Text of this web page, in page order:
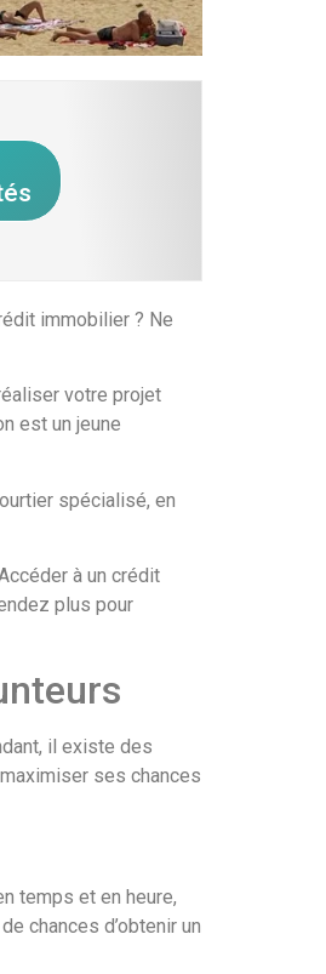
immobilier ? Ne
votre projet
est un jeune
spécialisé, en
à un crédit
plus pour
il existe des
ses chances
temps et en heure,
chances d’obtenir un